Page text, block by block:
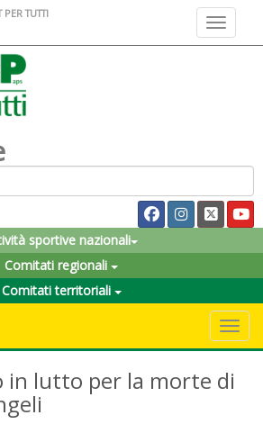
Toggle
TUTTI
sportive nazionali
Comitati regionali
Comitati territoriali
in lutto per la morte di